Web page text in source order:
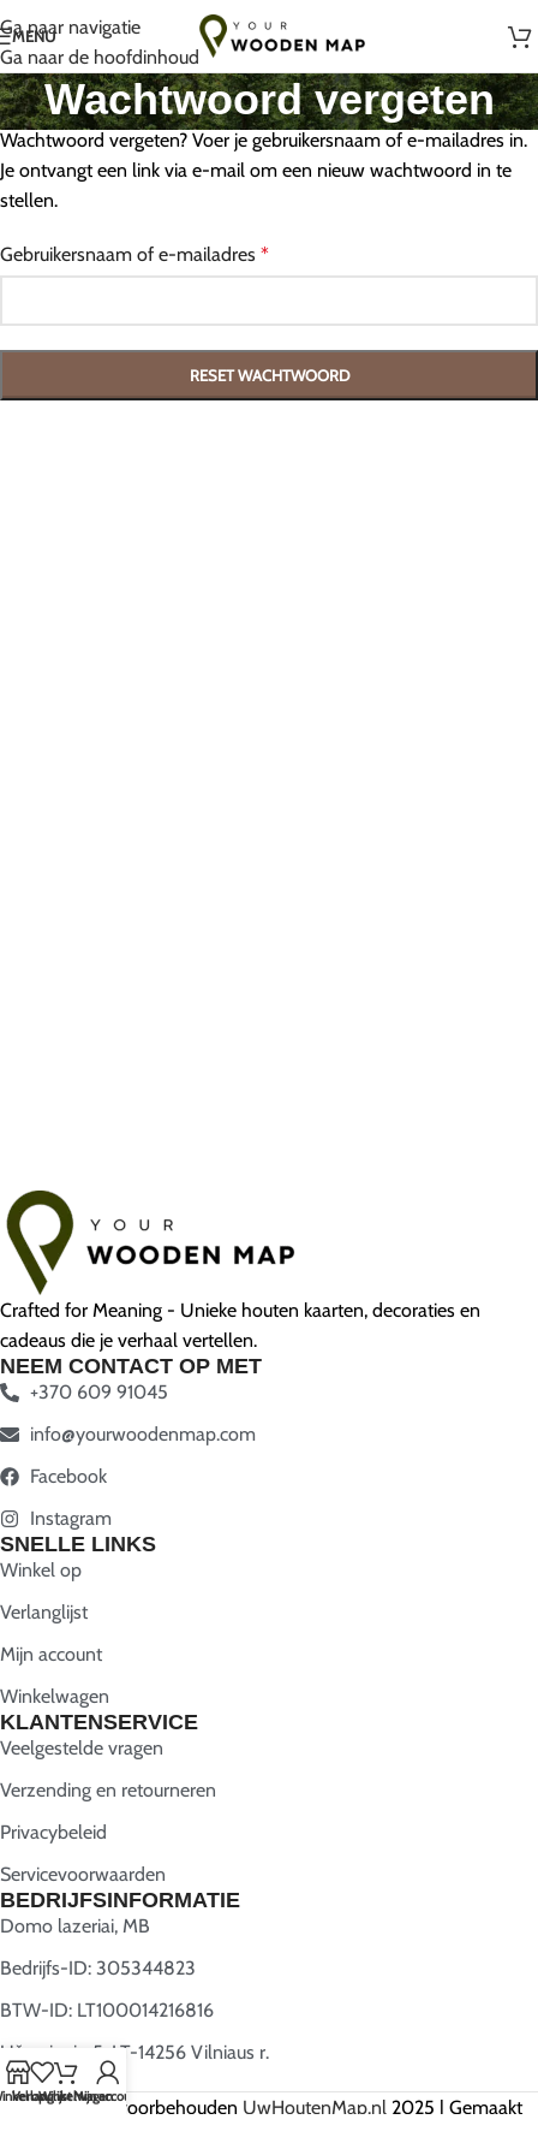
Ga naar navigatie
Ga naar de hoofdinhoud
Handgemaakt met liefde in Litouwen
MENU
Wachtwoord vergeten
Wachtwoord vergeten? Voer je gebruikersnaam of e-mailadres in.
Je ontvangt een link via e-mail om een nieuw wachtwoord in te
stellen.
Gebruikersnaam of e-mailadres *
RESET WACHTWOORD
Crafted for Meaning - Unieke houten kaarten, decoraties en
cadeaus die je verhaal vertellen.
NEEM CONTACT OP MET
+370 609 91045
info@yourwoodenmap.com
Facebook
Instagram
SNELLE LINKS
Winkel op
Verlanglijst
Mijn account
Winkelwagen
KLANTENSERVICE
Veelgestelde vragen
Verzending en retourneren
Privacybeleid
Servicevoorwaarden
BEDRIJFSINFORMATIE
Domo lazeriai, MB
Bedrijfs-ID: 305344823
BTW-ID: LT100014216816
Užugriovio 5, LT-14256 Vilniaus r.
Alle rechten voorbehouden UwHoutenMap.nl 2025 | Gemaakt
op
Verlanglijst
Winkelwagen
Mijn account